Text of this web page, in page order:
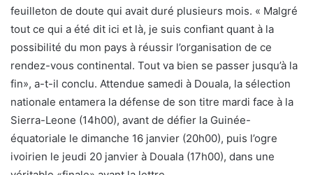
feuilleton de doute qui avait duré plusieurs mois. « Malgré
tout ce qui a été dit ici et là, je suis confiant quant à la
possibilité du mon pays à réussir l’organisation de ce
rendez-vous continental. Tout va bien se passer jusqu’à la
fin», a-t-il conclu. Attendue samedi à Douala, la sélection
nationale entamera la défense de son titre mardi face à la
Sierra-Leone (14h00), avant de défier la Guinée-
équatoriale le dimanche 16 janvier (20h00), puis l’ogre
ivoirien le jeudi 20 janvier à Douala (17h00), dans une